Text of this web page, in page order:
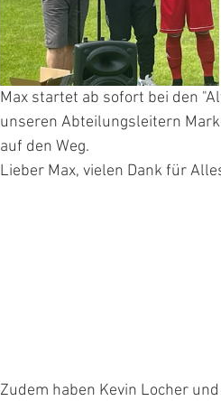
Max startet ab sofort bei den
unseren Abteilungsleitern
auf den Weg.
Lieber Max, vielen Dank für
Zudem haben Kevin Locher